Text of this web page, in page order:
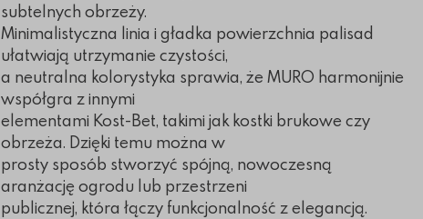
subtelnych obrzeży.
Minimalistyczna linia i gładka powierzchnia palisad
ułatwiają utrzymanie czystości,
a neutralna kolorystyka sprawia, że MURO harmonijnie
współgra z innymi
elementami Kost-Bet, takimi jak kostki brukowe czy
obrzeża. Dzięki temu można w
prosty sposób stworzyć spójną, nowoczesną
aranżację ogrodu lub przestrzeni
publicznej, która łączy funkcjonalność z elegancją.